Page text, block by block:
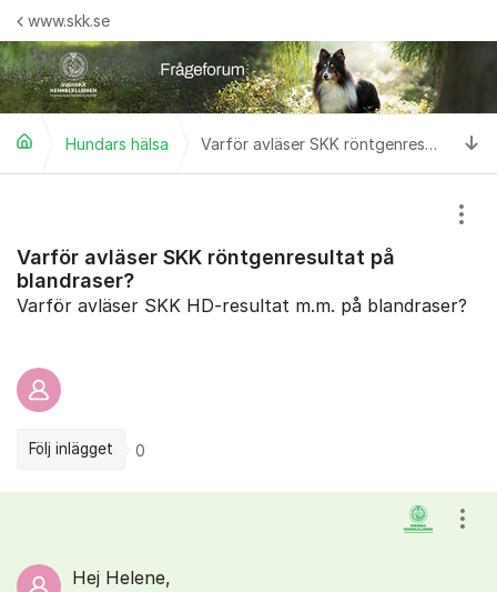
Hoppa till innehåll
www.skk.se
Hundars hälsa Varför avläser SKK röntgenresultat på blandraser?
Varför avläser SKK röntgenresultat på
blandraser?
Varför avläser SKK HD-resultat m.m. på blandraser?
Följ inlägget 0
Hej Helene,